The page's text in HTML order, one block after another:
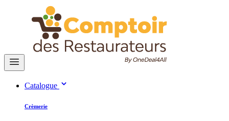
Catalogue
Crèmerie